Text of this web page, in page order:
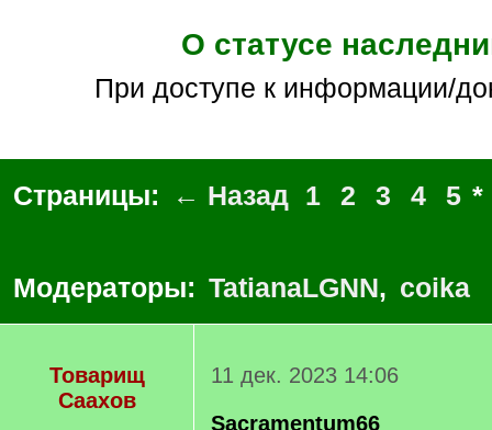
О статусе
при доступе к информации/
Страницы: ← Назад 1 2 3 4 5 *
Модераторы: TatianaLGNN, coika
Товарищ
Саахов
11 дек. 2023 14:06
Sacramentum66